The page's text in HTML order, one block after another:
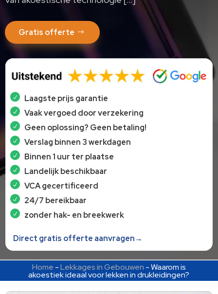
Gratis offerte
Laagste prijs garantie
Vaak vergoed door verzekering
Geen oplossing? Geen betaling!
Verslag binnen 3 werkdagen
Binnen 1 uur ter plaatse
Landelijk beschikbaar
VCA gecertificeerd
24/7 bereikbaar
zonder hak- en breekwerk
Direct gratis offerte aanvragen→
Home -Lekkages in Gebouwen -Waarom is
akoestiek ideaal voor lekken in drukleidingen?